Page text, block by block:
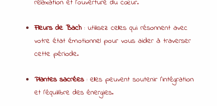
relaxation et l’ouverture du cœur.
Fleurs de Bach: utilisez celles qui résonnent avec
votre état émotionnel pour vous aider à traverser
cette période.
Plantes sacrées: elles peuvent soutenir l’intégration
et l’équilibre des énergies.